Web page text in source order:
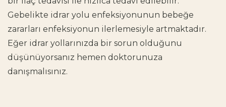
Gebelikte idrar yolu enfeksiyonunun bebeğe
zararları enfeksiyonun ilerlemesiyle artmaktadır.
Eğer idrar yollarınızda bir sorun olduğunu
düşünüyorsanız hemen doktorunuza
danışmalısınız.